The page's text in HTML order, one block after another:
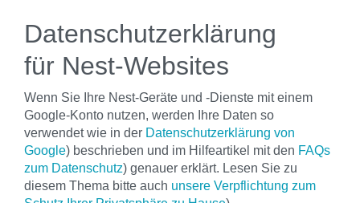
Datenschutzerklärung
für Nest-Websites
Wenn Sie Ihre Nest-Geräte und -Dienste mit einem
Google-Konto nutzen, werden Ihre Daten so
verwendet wie in der Datenschutzerklärung von
Google) beschrieben und im Hilfeartikel mit den FAQs
zum Datenschutz) genauer erklärt. Lesen Sie zu
diesem Thema bitte auch unsere Verpflichtung zum